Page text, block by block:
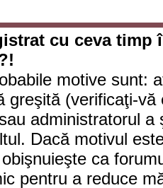
cu ceva timp
motive sunt:
greşită (verificaţi-
administratorul
Dacă motivul
ca
pentru a reduce